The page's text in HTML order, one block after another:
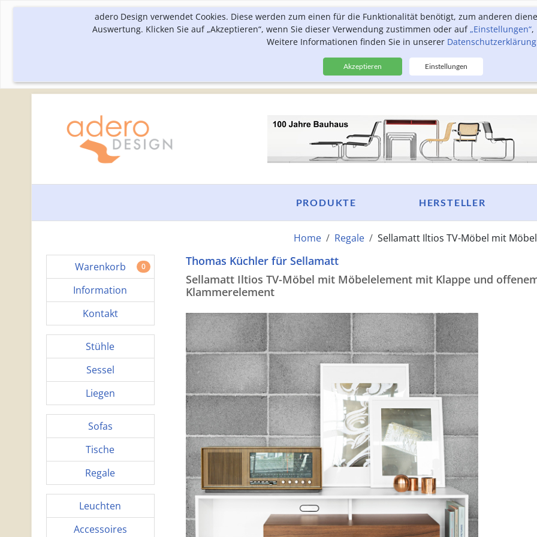
adero Design verwendet Cookies. Diese werden zum einen für die Funktionalität benötigt, zum anderen
Auswertung. Klicken Sie auf „Akzeptieren“, wenn Sie dieser Verwendung zustimmen oder auf„Einstellungen“,
Weitere Informationen finden Sie in unserer Datenschutzerklärung
Akzeptieren Einstellungen
HERSTELLER
PRODUKTE
Home Regale Sellamatt Iltios TV-Möbel mit
Warenkorb 0
Information
Kontakt
Stühle
Sessel
Liegen
Sofas
Tische
Regale
Leuchten
Accessoires
Thomas Küchler für Sellamatt
Sellamatt Iltios TV-Möbel mit Möbelelement mit Klappe und
Klammerelement